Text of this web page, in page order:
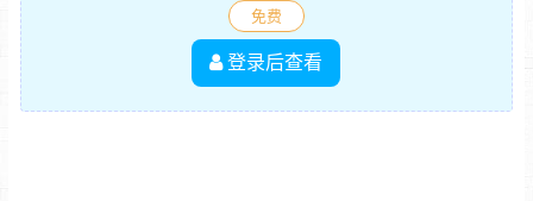
免费
登录后查看